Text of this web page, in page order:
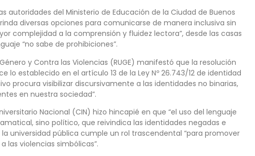
autoridades del Ministerio de Educación de la Ciudad de Buenos
diversas opciones para comunicarse de manera inclusiva sin
complejidad a la comprensión y fluidez lectora”, desde las casas
“no sabe de prohibiciones”.
y Contra las Violencias (RUGE) manifestó que la resolución
lo establecido en el artículo 13 de la Ley Nº 26.743/12 de identidad
procura visibilizar discursivamente a las identidades no binarias,
en nuestra sociedad”.
Nacional (CIN) hizo hincapié en que “el uso del lenguaje
sino político, que reivindica las identidades negadas e
universidad pública cumple un rol trascendental “para promover
las violencias simbólicas”.